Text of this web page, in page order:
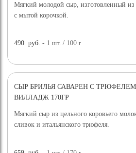
Мягкий молодой сыр, изготовленный из
с мытой корочкой.
490 руб. - 1шт. / 100г
СЫР БРИЛЬЯ САВАРЕН С
ВИЛЛАДЖ 170ГР
Мягкий сыр из цельного коровьего
сливок и итальянского трюфеля.